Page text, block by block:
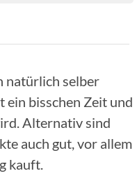
natürlich selber
ein bisschen Zeit und
Alternativ sind
auch gut, vor allem
kauft.